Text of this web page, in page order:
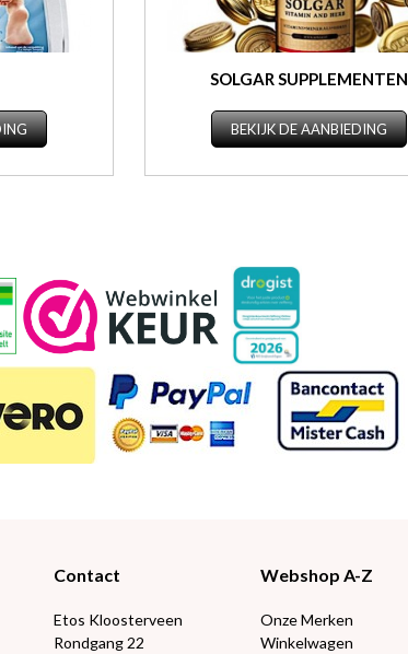
SOLGAR SUPPLEMENTEN
BEKIJK DE AANBIEDING
Contact
Etos Kloosterveen
Rondgang 22
Webshop A-Z
Onze Merken
Winkelwagen